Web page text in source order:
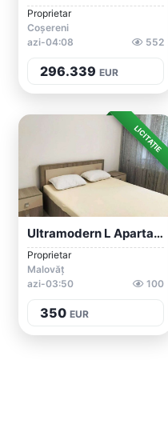
Proprietar
Coșereni
azi-04:08
552
296.339 EUR
LICITAȚIE
Ultramodern L Apartament 2 Camere L Cale...
Proprietar
Malovăț
azi-03:50
100
350 EUR